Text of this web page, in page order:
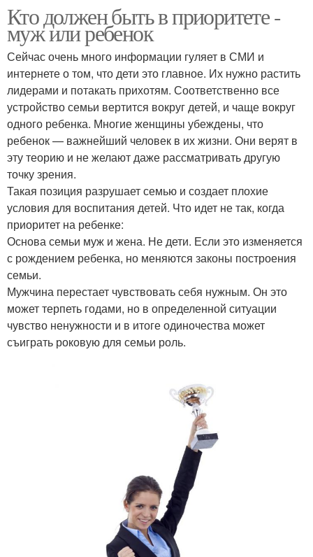
Кто должен быть в приоритете -
муж или ребенок
Сейчас очень много информации гуляет в СМИ и
интернете о том, что дети это главное. Их нужно растить
лидерами и потакать прихотям. Соответственно все
устройство семьи вертится вокруг детей, и чаще вокруг
одного ребенка. Многие женщины убеждены, что
ребенок — важнейший человек в их жизни. Они верят в
эту теорию и не желают даже рассматривать другую
точку зрения.
Такая позиция разрушает семью и создает плохие
условия для воспитания детей. Что идет не так, когда
приоритет на ребенке:
Основа семьи муж и жена. Не дети. Если это изменяется
с рождением ребенка, но меняются законы построения
семьи.
Мужчина перестает чувствовать себя нужным. Он это
может терпеть годами, но в определенной ситуации
чувство ненужности и в итоге одиночества может
съиграть роковую для семьи роль.